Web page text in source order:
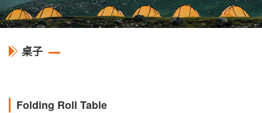
桌子
Folding Roll Table